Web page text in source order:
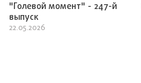
"Голевой момент" - 247-й
выпуск
22.05.2026